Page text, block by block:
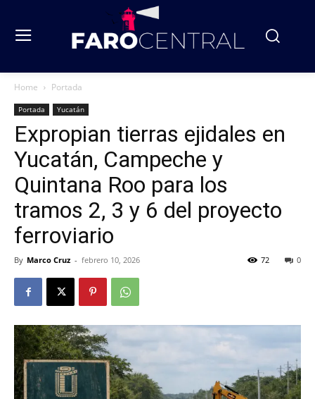
Home Portada
Portada Yucatán
Expropian tierras ejidales en
Yucatán, Campeche y
Quintana Roo para los
tramos 2, 3 y 6 del proyecto
ferroviario
By Marco Cruz - febrero 10, 2026 0
72